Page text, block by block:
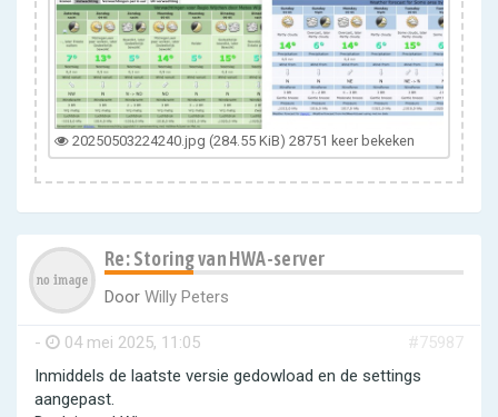
20250503224240.jpg (284.55 KiB) 28751 keer bekeken
Re: Storing van HWA-server
Door Willy Peters
- 04 mei 2025, 11:05
#75987
Inmiddels de laatste versie gedowload en de settings
aangepast.